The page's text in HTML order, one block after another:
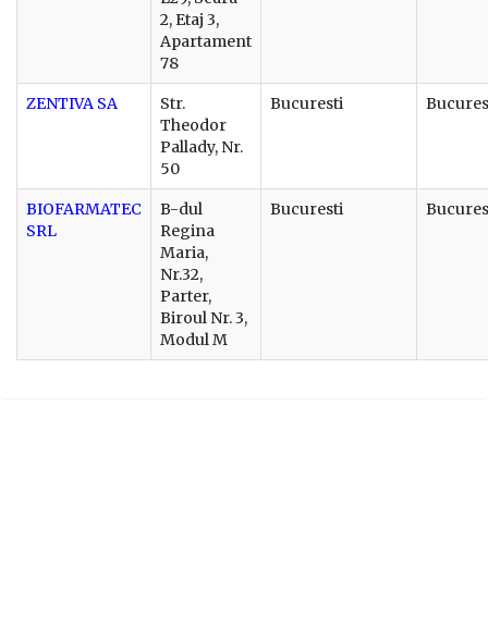
2, Etaj 3,
Apartament
78
ZENTIVA SA
Str.
Theodor
Pallady, Nr.
50
Bucuresti
BIOFARMATEC
SRL
B-dul
Regina
Maria,
Nr.32,
Parter,
Biroul Nr. 3,
Modul M
Bucuresti